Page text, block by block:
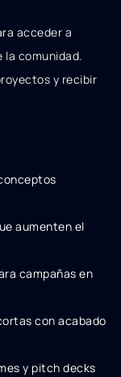
acceder a
la comunidad.
y recibir
aumenten el
campañas en
con acabado
y pitch decks